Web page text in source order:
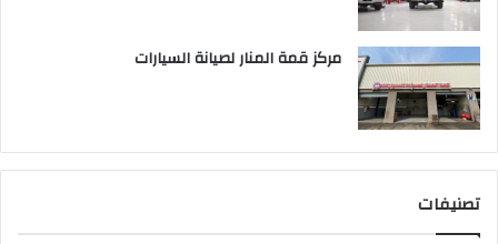
مركز قمة المنار لصيانة السيارات
تصنيفات